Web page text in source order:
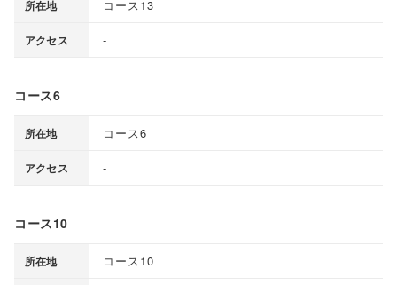
所在地 コース13
アクセス -
コース6
所在地 コース6
アクセス -
コース10
所在地 コース10